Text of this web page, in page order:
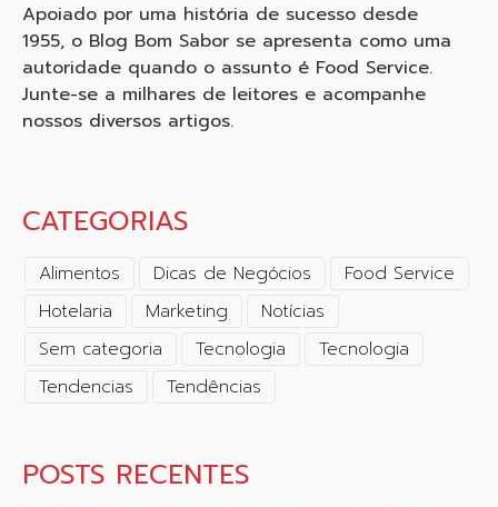
Apoiado por uma história de sucesso desde
1955, o Blog Bom Sabor se apresenta como uma
autoridade quando o assunto é Food Service.
Junte-se a milhares de leitores e acompanhe
nossos diversos artigos.
CATEGORIAS
Alimentos Dicas de Negócios
Food Service
Hotelaria
Marketing
Notícias
Sem categoria
Tecnologia
Tecnologia
Tendencias
Tendências
POSTS RECENTES